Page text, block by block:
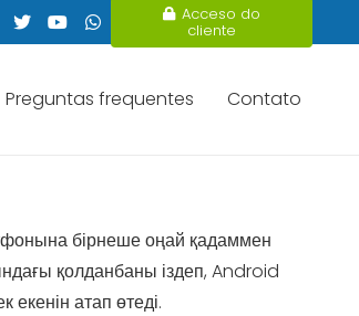
Acceso do
cliente
Preguntas frequentes Contato
бірнеше оңай қадаммен
қолданбаны іздеп, Android
атап өтеді.